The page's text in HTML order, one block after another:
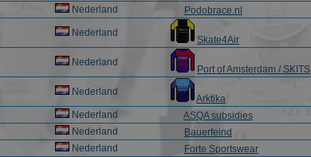
Nederland
Podobrace.nl
Nederland
Skate4Air
Nederland
Port of Amsterdam / SKITS
Nederland
Arktika
Nederland
ASQA subsidies
Nederland
Bauerfeind
Nederland
Forte Sportswear